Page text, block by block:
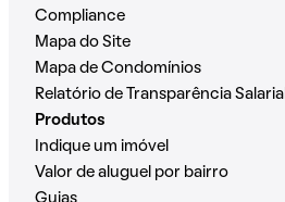
Compliance
Mapa do Site
Mapa de Condomínios
Relatório de Transparência Salarial
Produtos
Indique um imóvel
Valor de aluguel por bairro